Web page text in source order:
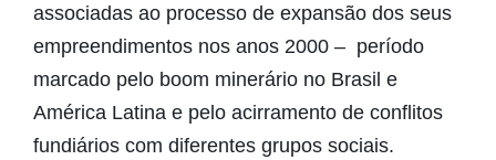
associadas ao processo de expansão dos seus
empreendimentos nos anos 2000 – período
marcado pelo boom minerário no Brasil e
América Latina e pelo acirramento de conflitos
fundiários com diferentes grupos sociais.